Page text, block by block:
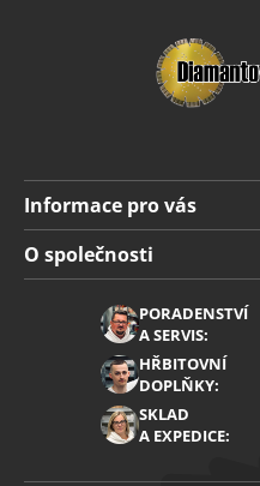
Informace pro vás
Doprava a platba
Obchodní podmínky
Reklamace
Zpracování osobních údajů
O společnosti
PORADENSTVÍ
A SERVIS:
HŘBITOVNÍ
DOPLŇKY:
SKLAD
A EXPEDICE: